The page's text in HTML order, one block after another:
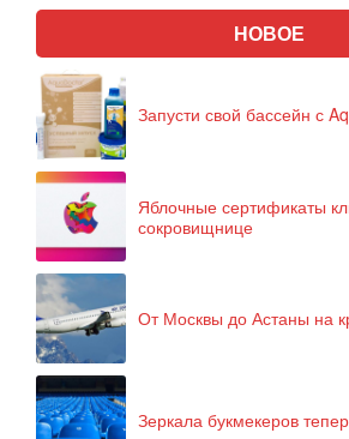
НОВОЕ
Запусти свой бассейн с
Яблочные сертификаты
сокровищнице
От Москвы до Астаны на
Зеркала букмекеров